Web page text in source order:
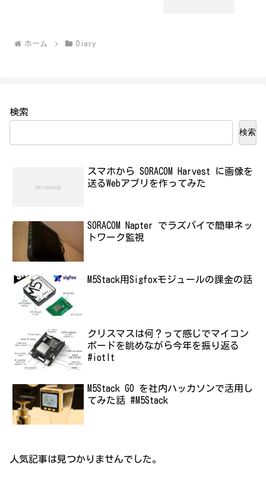
ホーム Diary
検索
検索
スマホから SORACOM Harvest に画像を
送るWebアプリを作ってみた
SORACOM Napter でラズパイで簡単ネッ
トワーク監視
M5Stack用Sigfoxモジュールの課金の話
クリスマスは何？って感じでマイコン
ボードを眺めながら今年を振り返る
#iotlt
M5Stack GO を社内ハッカソンで活用し
てみた話 #M5Stack
人気記事は見つかりませんでした。